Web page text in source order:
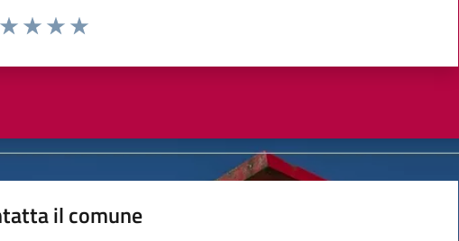
da 1 a 5 stelle la pagina
il comune